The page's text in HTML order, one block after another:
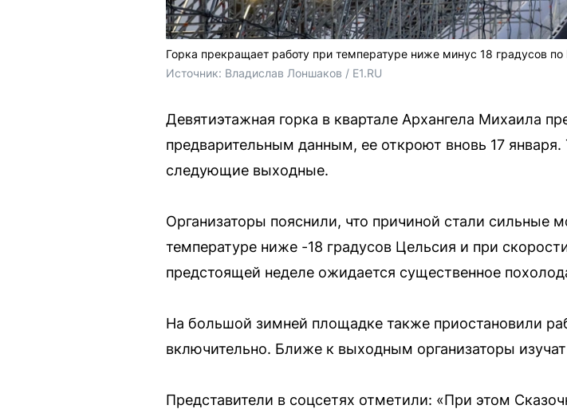
Горка прекращает работу при температуре ниже минус 18 градусов
Источник: Владислав Лоншаков / E1.RU
Девятиэтажная горка в квартале Архангела Михаила
предварительным данным, ее откроют вновь 17
следующие выходные.
Организаторы пояснили, что причиной стали сильные
температуре ниже -18 градусов Цельсия и при
предстоящей неделе ожидается существенное
На большой зимней площадке также приостановили
включительно. Ближе к выходным организаторы
Представители в соцсетях отметили: «При этом